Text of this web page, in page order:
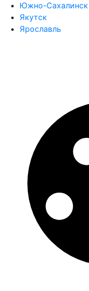
Южно-Сахалинск
Якутск
Ярославль